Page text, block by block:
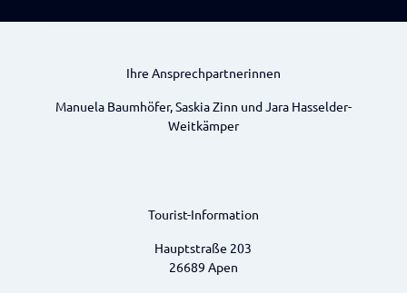
Ihre Ansprechpartnerinnen
Manuela Baumhöfer, Saskia Zinn und Jara Hasselder-
Weitkämper
Tourist-Information
Hauptstraße 203
26689 Apen